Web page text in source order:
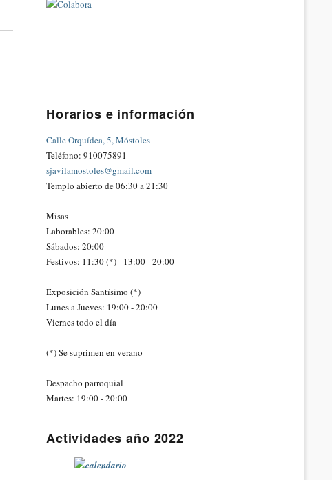
Horarios e información
Calle Orquídea, 5, Móstoles
Teléfono: 910075891
sjavilamostoles@gmail.com
Templo abierto de 06:30 a 21:30
Misas
Laborables: 20:00
Sábados: 20:00
Festivos: 11:30 (*) - 13:00 - 20:00
Exposición Santísimo (*)
Lunes a Jueves: 19:00 - 20:00
Viernes todo el día
(*) Se suprimen en verano
Despacho parroquial
Martes: 19:00 - 20:00
Actividades año 2022